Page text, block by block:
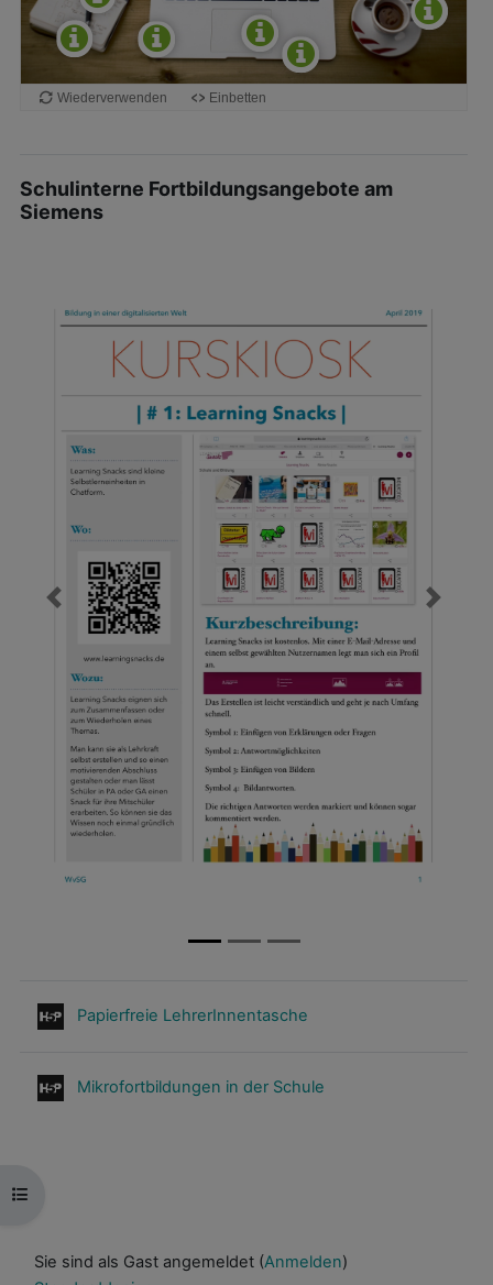
Kursindex öffnen
Schulinterne Fortbildungsangebote am
Siemens
Papierfreie LehrerInnentasche
Mikrofortbildungen in der Schule
Sie sind als Gast angemeldet (Anmelden)